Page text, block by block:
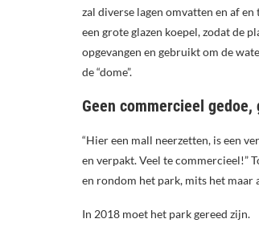
zal diverse lagen omvatten en af
een grote glazen koepel, zodat de
opgevangen en gebruikt om de
de “dome”.
Geen commercieel gedoe,
“Hier een mall neerzetten, is een
en verpakt. Veel te commercieel!”
en rondom het park, mits het
In 2018 moet het park gereed zijn.